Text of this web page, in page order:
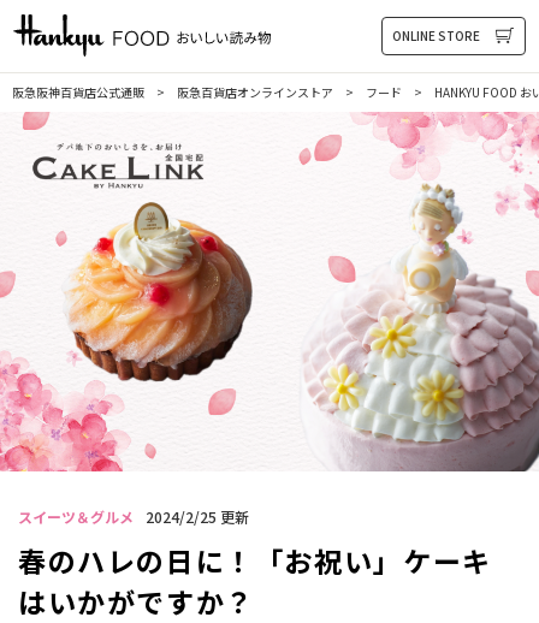
HANKYU FOOD おいしい読み物
ONLINE STORE
阪急阪神百貨店公式通販 阪急百貨店オンラインストア フード HANKYU FOOD お
スイーツ＆グルメ 2024/2/25 更新
春のハレの日に！「お祝い」ケーキ
はいかがですか？